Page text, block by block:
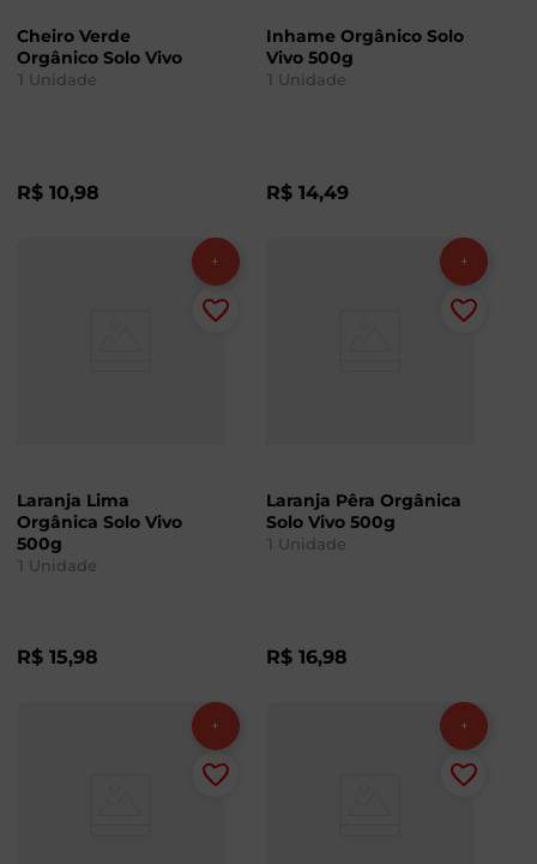
Cheiro Verde
Orgânico Solo Vivo
1 Unidade
R$ 10,98
Inhame Orgânico Solo
Vivo 500g
1 Unidade
R$ 14,49
Laranja Lima
Orgânica Solo Vivo
500g
1 Unidade
R$ 15,98
Laranja Pêra Orgânica
Solo Vivo 500g
1 Unidade
R$ 16,98